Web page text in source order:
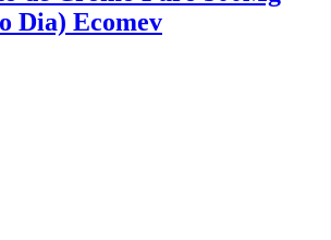
Dia) Ecomev